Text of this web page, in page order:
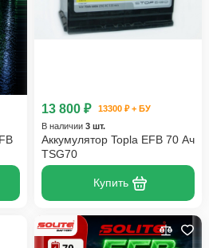
13 800 ₽
13300 ₽ + БУ
В наличии 3 шт.
Аккумулятор Topla EFB 70 Ач
TSG70
Купить